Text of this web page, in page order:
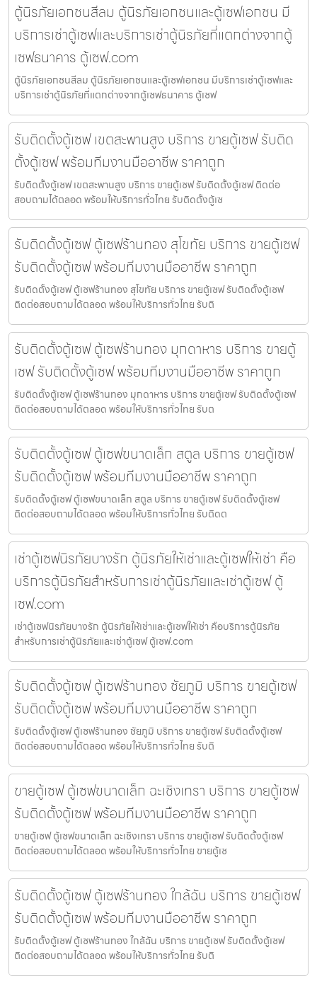
ตู้นิรภัยเอกชนสีลม ตู้นิรภัยเอกชนและตู้เซฟเอกชน มี
บริการเช่าตู้เซฟและบริการเช่าตู้นิรภัยที่แตกต่างจากตู้
เซฟธนาคาร ตู้เซฟ.com
ตู้นิรภัยเอกชนสีลม ตู้นิรภัยเอกชนและตู้เซฟเอกชน มีบริการเช่าตู้เซฟและ
บริการเช่าตู้นิรภัยที่แตกต่างจากตู้เซฟธนาคาร ตู้เซฟ
รับติดตั้งตู้เซฟ เขตสะพานสูง บริการ ขายตู้เซฟ รับติด
ตั้งตู้เซฟ พร้อมทีมงานมืออาชีพ ราคาถูก
รับติดตั้งตู้เซฟ เขตสะพานสูง บริการ ขายตู้เซฟ รับติดตั้งตู้เซฟ ติดต่อ
สอบถามได้ตลอด พร้อมให้บริการทั่วไทย รับติดตั้งตู้เซ
รับติดตั้งตู้เซฟ ตู้เซฟร้านทอง สุโขทัย บริการ ขายตู้เซฟ
รับติดตั้งตู้เซฟ พร้อมทีมงานมืออาชีพ ราคาถูก
รับติดตั้งตู้เซฟ ตู้เซฟร้านทอง สุโขทัย บริการ ขายตู้เซฟ รับติดตั้งตู้เซฟ
ติดต่อสอบถามได้ตลอด พร้อมให้บริการทั่วไทย รับติ
รับติดตั้งตู้เซฟ ตู้เซฟร้านทอง มุกดาหาร บริการ ขายตู้
เซฟ รับติดตั้งตู้เซฟ พร้อมทีมงานมืออาชีพ ราคาถูก
รับติดตั้งตู้เซฟ ตู้เซฟร้านทอง มุกดาหาร บริการ ขายตู้เซฟ รับติดตั้งตู้เซฟ
ติดต่อสอบถามได้ตลอด พร้อมให้บริการทั่วไทย รับต
รับติดตั้งตู้เซฟ ตู้เซฟขนาดเล็ก สตูล บริการ ขายตู้เซฟ
รับติดตั้งตู้เซฟ พร้อมทีมงานมืออาชีพ ราคาถูก
รับติดตั้งตู้เซฟ ตู้เซฟขนาดเล็ก สตูล บริการ ขายตู้เซฟ รับติดตั้งตู้เซฟ
ติดต่อสอบถามได้ตลอด พร้อมให้บริการทั่วไทย รับติดต
เช่าตู้เซฟนิรภัยบางรัก ตู้นิรภัยให้เช่าและตู้เซฟให้เช่า คือ
บริการตู้นิรภัยสำหรับการเช่าตู้นิรภัยและเช่าตู้เซฟ ตู้
เซฟ.com
เช่าตู้เซฟนิรภัยบางรัก ตู้นิรภัยให้เช่าและตู้เซฟให้เช่า คือบริการตู้นิรภัย
สำหรับการเช่าตู้นิรภัยและเช่าตู้เซฟ ตู้เซฟ.com
รับติดตั้งตู้เซฟ ตู้เซฟร้านทอง ชัยภูมิ บริการ ขายตู้เซฟ
รับติดตั้งตู้เซฟ พร้อมทีมงานมืออาชีพ ราคาถูก
รับติดตั้งตู้เซฟ ตู้เซฟร้านทอง ชัยภูมิ บริการ ขายตู้เซฟ รับติดตั้งตู้เซฟ
ติดต่อสอบถามได้ตลอด พร้อมให้บริการทั่วไทย รับติ
ขายตู้เซฟ ตู้เซฟขนาดเล็ก ฉะเชิงเทรา บริการ ขายตู้เซฟ
รับติดตั้งตู้เซฟ พร้อมทีมงานมืออาชีพ ราคาถูก
ขายตู้เซฟ ตู้เซฟขนาดเล็ก ฉะเชิงเทรา บริการ ขายตู้เซฟ รับติดตั้งตู้เซฟ
ติดต่อสอบถามได้ตลอด พร้อมให้บริการทั่วไทย ขายตู้เซ
รับติดตั้งตู้เซฟ ตู้เซฟร้านทอง ใกล้ฉัน บริการ ขายตู้เซฟ
รับติดตั้งตู้เซฟ พร้อมทีมงานมืออาชีพ ราคาถูก
รับติดตั้งตู้เซฟ ตู้เซฟร้านทอง ใกล้ฉัน บริการ ขายตู้เซฟ รับติดตั้งตู้เซฟ
ติดต่อสอบถามได้ตลอด พร้อมให้บริการทั่วไทย รับติ